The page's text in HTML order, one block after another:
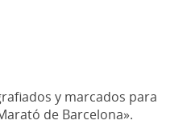
y marcados para
de Barcelona».